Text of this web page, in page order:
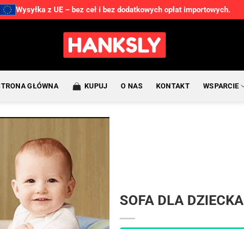
Wysyłka z UE – bez ceł i bez dodatkowych opłat importowych.
GŁÓWNA KUPUJ O NAS KONTAKT WSPARCIE
SOFA DLA DZIECKA